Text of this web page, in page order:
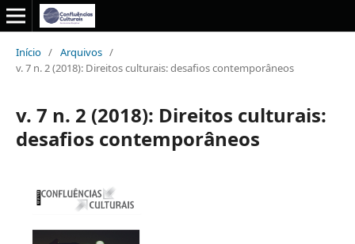
Início / Arquivos /
v. 7 n. 2 (2018): Direitos culturais: desafios contemporâneos
v. 7 n. 2 (2018): Direitos culturais:
desafios contemporâneos